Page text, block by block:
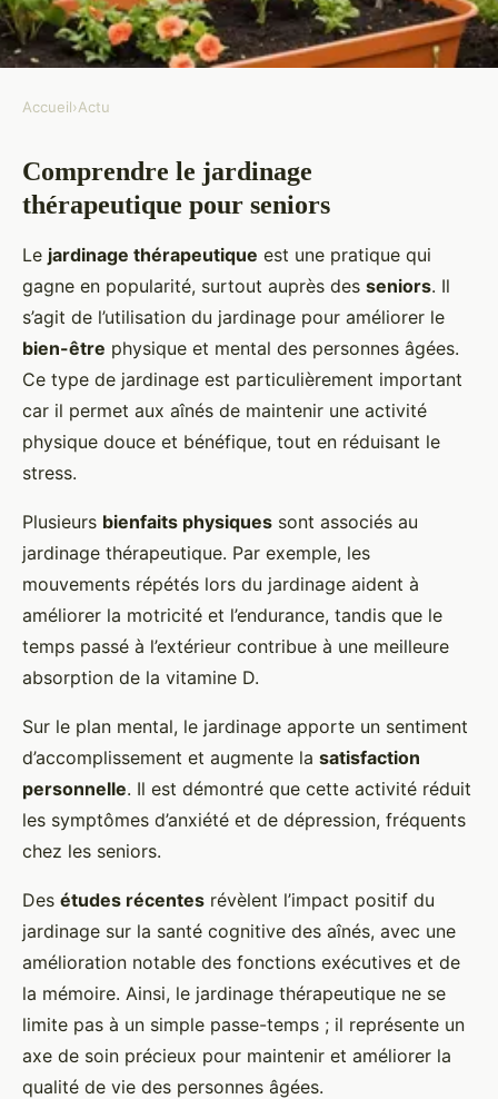
Lancez votre programme de
jardinage thérapeutique pour
seniors : un guide innovant et
pratique
Maria 18 février 2025 6 min de lecture
Accueil›Actu
Comprendre le jardinage
thérapeutique pour seniors
Le jardinage thérapeutique est une pratique qui
gagne en popularité, surtout auprès des seniors. Il
s’agit de l’utilisation du jardinage pour améliorer le
bien-être physique et mental des personnes âgées.
Ce type de jardinage est particulièrement important
car il permet aux aînés de maintenir une activité
physique douce et bénéfique, tout en réduisant le
stress.
Plusieurs bienfaits physiques sont associés au
jardinage thérapeutique. Par exemple, les
mouvements répétés lors du jardinage aident à
améliorer la motricité et l’endurance, tandis que le
temps passé à l’extérieur contribue à une meilleure
absorption de la vitamine D.
Sur le plan mental, le jardinage apporte un sentiment
d’accomplissement et augmente la satisfaction
personnelle. Il est démontré que cette activité réduit
les symptômes d’anxiété et de dépression, fréquents
chez les seniors.
Des études récentes révèlent l’impact positif du
jardinage sur la santé cognitive des aînés, avec une
amélioration notable des fonctions exécutives et de
la mémoire. Ainsi, le jardinage thérapeutique ne se
limite pas à un simple passe-temps ; il représente un
axe de soin précieux pour maintenir et améliorer la
qualité de vie des personnes âgées.